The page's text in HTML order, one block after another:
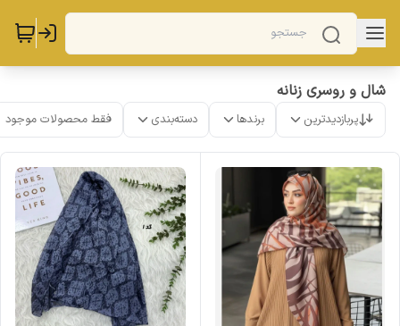
شال و روسری زنانه
پربازدیدترین برندها دسته‌بندی فقط محصولات موجود